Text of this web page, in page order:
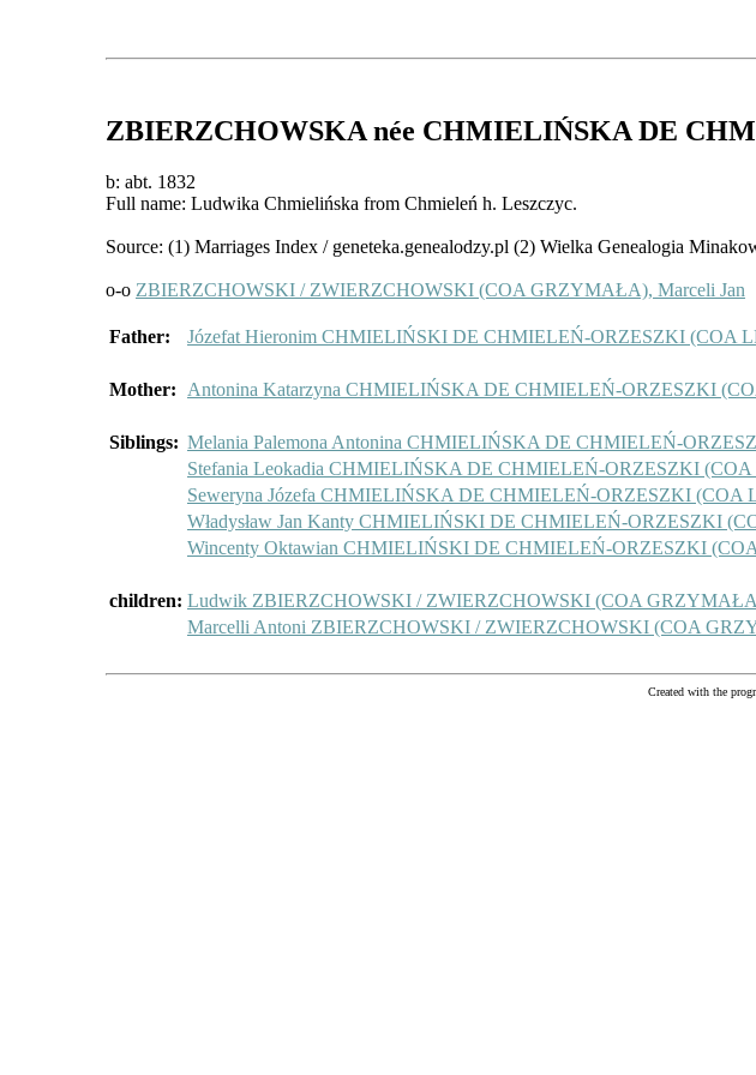
ZBIERZCHOWSKA née CHMIELIŃSKA DE
b: abt. 1832
Full name: Ludwika Chmielińska from Chmieleń h. Leszczyc.
Source: (1) Marriages Index / geneteka.genealodzy.pl (2) Wielka Genealogia
o-o ZBIERZCHOWSKI / ZWIERZCHOWSKI (COA GRZYMAŁA), Marceli Jan
Father: Józefat Hieronim CHMIELIŃSKI DE CHMIELEŃ-ORZESZKI (COA
Mother: Antonina Katarzyna CHMIELIŃSKA DE CHMIELEŃ-ORZESZKI
Siblings: Melania Palemona Antonina CHMIELIŃSKA DE CHMIELEŃ-
Stefania Leokadia CHMIELIŃSKA DE CHMIELEŃ-ORZESZKI
Seweryna Józefa CHMIELIŃSKA DE CHMIELEŃ-ORZESZKI (COA
Władysław Jan Kanty CHMIELIŃSKI DE CHMIELEŃ-ORZESZKI
Wincenty Oktawian CHMIELIŃSKI DE CHMIELEŃ-ORZESZKI
children: Ludwik ZBIERZCHOWSKI / ZWIERZCHOWSKI (COA
Marcelli Antoni ZBIERZCHOWSKI / ZWIERZCHOWSKI (COA
Created with the